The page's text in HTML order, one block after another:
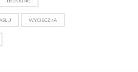
WYCIECZKA